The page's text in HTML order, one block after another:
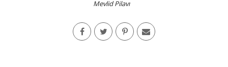
Mevlid Pilavı